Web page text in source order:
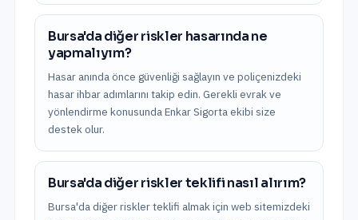
Bursa'da diğer riskler hasarında ne
yapmalıyım?
Hasar anında önce güvenliği sağlayın ve poliçenizdeki
hasar ihbar adımlarını takip edin. Gerekli evrak ve
yönlendirme konusunda Enkar Sigorta ekibi size
destek olur.
Bursa'da diğer riskler teklifi nasıl alırım?
Bursa'da diğer riskler teklifi almak için web sitemizdeki